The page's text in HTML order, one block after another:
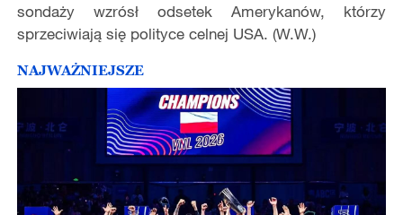
sondaży wzrósł odsetek Amerykanów, którzy
sprzeciwiają się polityce celnej USA. (W.W.)
NAJWAŻNIEJSZE